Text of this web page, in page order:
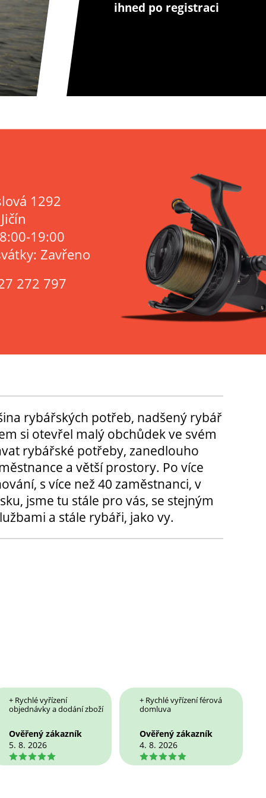
ihned po registraci
1292
19:00
Zavřeno
272 797
rybářských potřeb, nadšený rybář
si otevřel malý obchůdek ve svém
rybářské potřeby, zanedlouho
a větší prostory. Po více
s více než 40 zaměstnanci, v
jsme tu stále pro vás, se stejným
a stále rybáři, jako vy.
+ Rychlé vyřízení
objednávky a dodání zboží
Ověřený zákazník
5. 8. 2026
5
+ Rychlé vyřízení férová
domluva
Ověřený zákazník
4. 8. 2026
5